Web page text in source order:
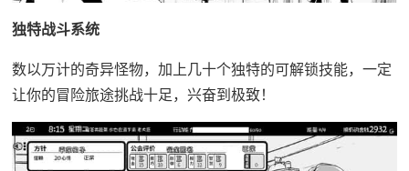
独特战斗系统
数以万计的奇异怪物，加上几十个独特的可解锁技能，一定
让你的冒险旅途挑战十足，兴奋到极致！